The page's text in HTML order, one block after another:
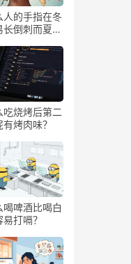
人的手指在冬
长倒刺而夏天
吃烧烤后第二
烤肉味？
喝啤酒比喝白
打嗝？